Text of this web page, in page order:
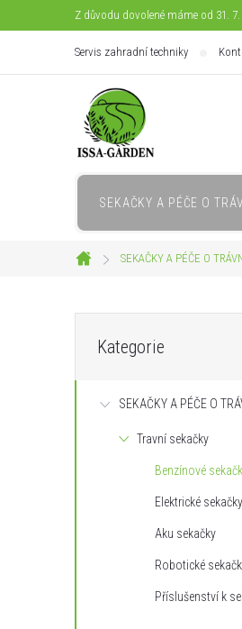
na
Z důvodu dovolené máme od 31.
Servis zahradní techniky
SEKAČKY A PÉČE O
Domů
SEKAČKY A PÉČE O
o
kategorie
Kategorie
SEKAČKY A PÉČE O
Travní sekačky
Benzínové
Elektrické sekačky
Aku sekačky
Robotické
Příslušenství k